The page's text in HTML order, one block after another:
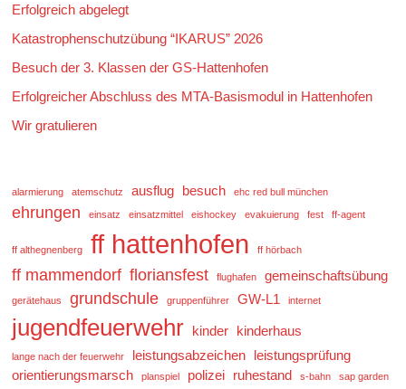
Erfolgreich abgelegt
Katastrophenschutzübung “IKARUS” 2026
Besuch der 3. Klassen der GS-Hattenhofen
Erfolgreicher Abschluss des MTA-Basismodul in Hattenhofen
Wir gratulieren
alarmierung atemschutz ausflug besuch ehc red bull münchen
ehrungen einsatz einsatzmittel eishockey evakuierung fest ff-agent
ff althegnenberg ff hattenhofen ff hörbach
ff mammendorf floriansfest flughafen gemeinschaftsübung
gerätehaus grundschule gruppenführer GW-L1 internet
jugendfeuerwehr kinder kinderhaus
lange nach der feuerwehr leistungsabzeichen leistungsprüfung
orientierungsmarsch
planspiel polizei ruhestand s-bahn
sap garden